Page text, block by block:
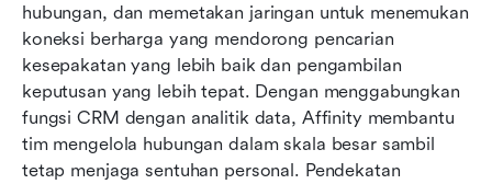
hubungan, dan memetakan jaringan untuk menemukan
koneksi berharga yang mendorong pencarian
kesepakatan yang lebih baik dan pengambilan
keputusan yang lebih tepat. Dengan menggabungkan
fungsi CRM dengan analitik data, Affinity membantu
tim mengelola hubungan dalam skala besar sambil
tetap menjaga sentuhan personal. Pendekatan